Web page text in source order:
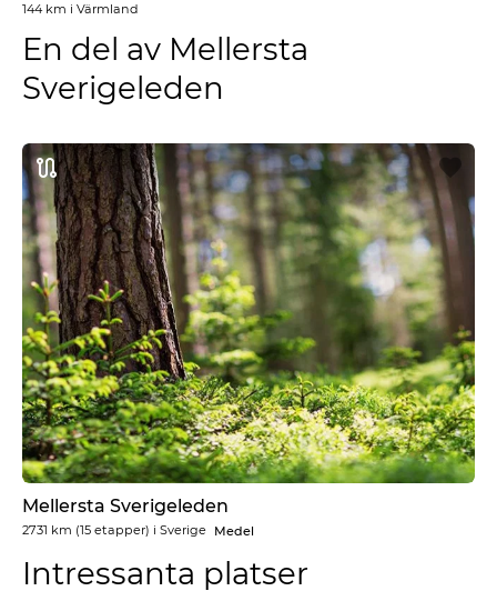
144 km i Värmland
En del av Mellersta
Sverigeleden
Mellersta Sverigeleden
2731 km (15 etapper) i Sverige Medel
Intressanta platser